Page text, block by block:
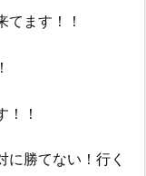
ます！！
！！
勝てない！行く